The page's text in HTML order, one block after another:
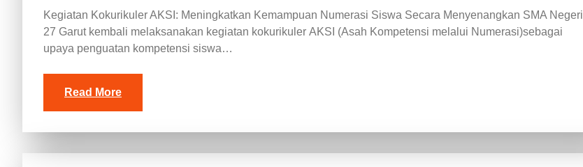
Kegiatan Kokurikuler AKSI: Meningkatkan Kemampuan Numerasi Siswa Secara Menyenangkan SMA Negeri
27 Garut kembali melaksanakan kegiatan kokurikuler AKSI (Asah Kompetensi melalui Numerasi)sebagai
upaya penguatan kompetensi siswa…
Read More